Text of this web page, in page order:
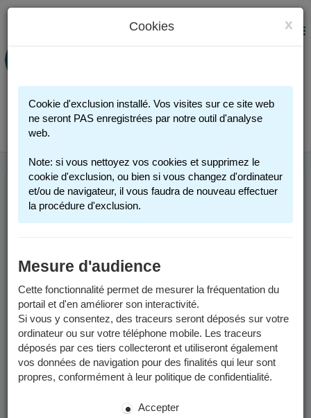
PORTAIL FAMILLE
Connexion
MENU
ANNÉE SCOLAIRE
2025-2026
Les informations sont valables pour l'année scolaire 2025-2026.
Un calendrier scolaire est disponible dans lesdocuments à
télécharger .
Enfants concernés
La préinscription à l'école publique concerne les enfants qui
Sont nés en 2022.
x
Cookies
Cookie d'exclusion installé. Vos visites sur ce site web
ne seront PAS enregistrées par notre outil d'analyse
web.
Note: si vous nettoyez vos cookies et supprimez le
cookie d'exclusion, ou bien si vous changez d'ordinateur
et/ou de navigateur, il vous faudra de nouveau effectuer
la procédure d'exclusion.
Mesure d'audience
Cette fonctionnalité permet de mesurer la fréquentation du
portail et d'en améliorer son interactivité.
Si vous y consentez, des traceurs seront déposés sur votre
ordinateur ou sur votre téléphone mobile. Les traceurs
déposés par ces tiers collecteront et utiliseront également
vos données de navigation pour des finalités qui leur sont
propres, conformément à leur politique de confidentialité.
Accepter